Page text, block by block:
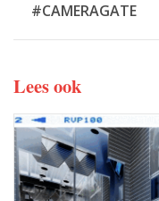
#CAMERAGATE
Lees ook